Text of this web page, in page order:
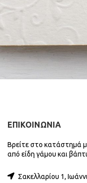
ΕΠΙΚΟΙΝΩΝΙΑ
Βρείτε στο κατάστημά
από είδη γάμου και
Σακελλαρίου 1,